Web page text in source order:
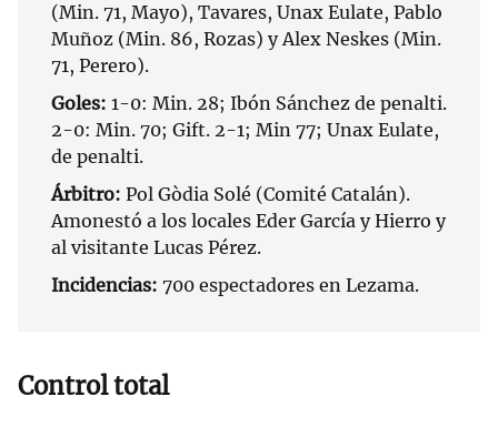
(Min. 71, Mayo), Tavares, Unax Eulate, Pablo
Muñoz (Min. 86, Rozas) y Alex Neskes (Min.
71, Perero).
Goles: 1-0: Min. 28; Ibón Sánchez de penalti.
2-0: Min. 70; Gift. 2-1; Min 77; Unax Eulate,
de penalti.
Árbitro: Pol Gòdia Solé (Comité Catalán).
Amonestó a los locales Eder García y Hierro y
al visitante Lucas Pérez.
Incidencias: 700 espectadores en Lezama.
Control total